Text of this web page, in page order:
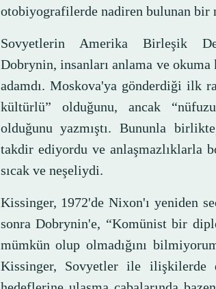
otobiyografilerde nadiren bulunan bir
Sovyetlerin Amerika Birleşik
Dobrynin, insanları anlama ve
adamdı. Moskova'ya gönderdiği ilk
kültürlü” olduğunu, ancak
olduğunu yazmıştı. Bununla
takdir ediyordu ve anlaşmazlıklarla
sıcak ve neşeliydi.
Kissinger, 1972'de Nixon'ı yeniden
sonra Dobrynin'e, “Komünist bir
mümkün olup olmadığını
Kissinger, Sovyetler ile ilişkilerde